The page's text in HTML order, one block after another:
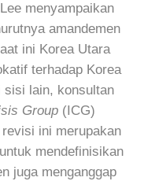
menyampaikan
amandemen
ini Korea Utara
terhadap Korea
sisi lain, konsultan
Group (ICG)
ini merupakan
untuk mendefinisikan
juga menganggap